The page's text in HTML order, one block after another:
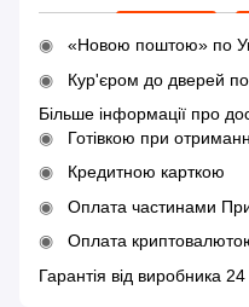
«Новою поштою» по
Кур'єром до дверей по
Більше інформації про
Готівкою при
Кредитною карткою
Оплата частинами
Оплата
Гарантія від виробника 24